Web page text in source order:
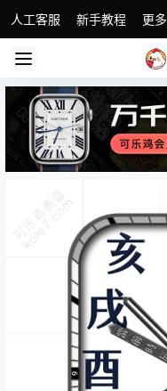
人工客服 新手教程 更